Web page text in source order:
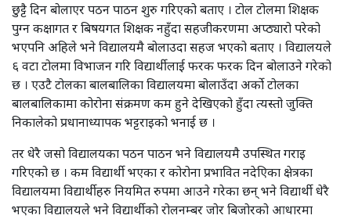
छुट्टै दिन बोलाएर पठन पाठन शुरु गरिएको बताए । टोल टोलमा शिक्षक
पुग्न कक्षागत र बिषयगत शिक्षक नहुँदा सहजीकरणमा अप्ठ्यारो परेको
भएपनि अहिले भने विद्यालयमै बोलाउदा सहज भएको बताए । विद्यालयले
६ वटा टोलमा विभाजन गरि विद्यार्थीलाई फरक फरक दिन बोलाउने गरेको
छ । एउटै टोलका बालबालिका विद्यालयमा बोलाउँदा अर्को टोलका
बालबालिकामा कोरोना संक्रमण कम हुने देखिएको हुँदा त्यस्तो जुक्ति
निकालेको प्रधानाध्यापक भट्टराइको भनाई छ ।
तर धेरै जसो विद्यालयका पठन पाठन भने विद्यालयमै उपस्थित गराइ
गरिएको छ । कम विद्यार्थी भएका र कोरोना प्रभावित नदेएिका क्षेत्रका
विद्यालयमा विद्यार्थीहरु नियमित रुपमा आउने गरेका छन् भने विद्यार्थी धेरै
भएका विद्यालयले भने विद्यार्थीको रोलनम्बर जोर बिजोरको आधारमा